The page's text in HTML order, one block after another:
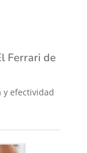
Ferrari de
y efectividad